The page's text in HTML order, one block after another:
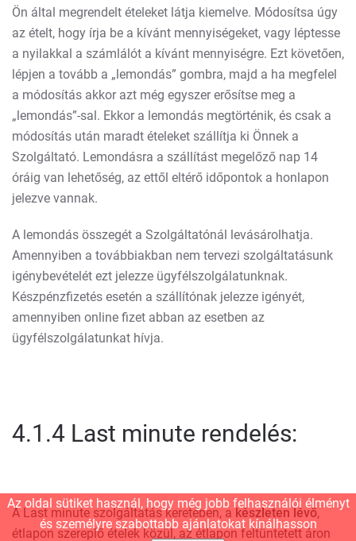
Ön által megrendelt ételeket látja kiemelve. Módosítsa úgy
az ételt, hogy írja be a kívánt mennyiségeket, vagy léptesse
a nyilakkal a számlálót a kívánt mennyiségre. Ezt követően,
lépjen a tovább a „lemondás” gombra, majd a ha megfelel
a módosítás akkor azt még egyszer erősítse meg a
„lemondás”-sal. Ekkor a lemondás megtörténik, és csak a
módosítás után maradt ételeket szállítja ki Önnek a
Szolgáltató. Lemondásra a szállítást megelőző nap 14
óráig van lehetőség, az ettől eltérő időpontok a honlapon
jelezve vannak.
A lemondás összegét a Szolgáltatónál levásárolhatja.
Amennyiben a továbbiakban nem tervezi szolgáltatásunk
igénybevételét ezt jelezze ügyfélszolgálatunknak.
Készpénzfizetés esetén a szállítónak jelezze igényét,
amennyiben online fizet abban az esetben az
ügyfélszolgálatunkat hívja.
4.1.4 Last minute rendelés:
A Last minute szolgáltatás keretében, akészleten lévő,
étlapon szereplő ételek közül, az étlapon feltüntetett áron
Az oldal sütiket használ, hogy még jobb felhasználói élményt
és személyre szabottabb ajánlatokat kínálhasson